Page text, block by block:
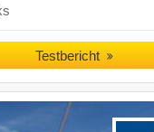
Testbericht